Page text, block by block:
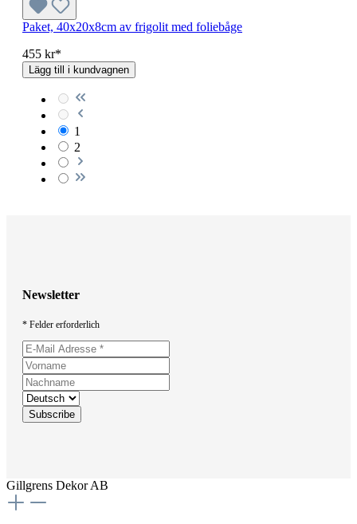
Paket, 40x20x8cm av frigolit med foliebåge
455 kr*
Lägg till i kundvagnen
1
2
Newsletter
* Felder erforderlich
Gillgrens Dekor AB